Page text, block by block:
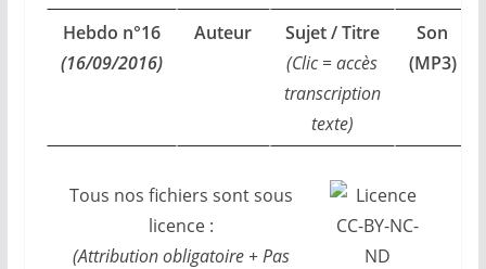
Hebdo n°16
(16/09/2016)
Auteur
Sujet / Titre
(Clic = accès
transcription
texte)
Son
(MP3)
Tous nos fichiers sont sous
licence :
(Attribution obligatoire + Pas